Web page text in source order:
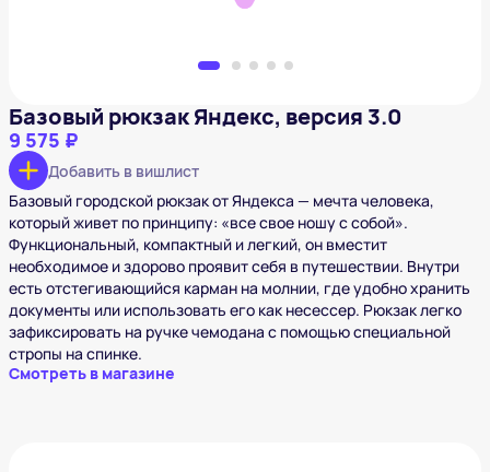
Базовый рюкзак Яндекс, версия 3.0
9 575 ₽
Добавить в вишлист
Базовый городской рюкзак от Яндекса — мечта человека,
который живет по принципу: «все свое ношу с собой».
Функциональный, компактный и легкий, он вместит
необходимое и здорово проявит себя в путешествии. Внутри
есть отстегивающийся карман на молнии, где удобно хранить
документы или использовать его как несессер. Рюкзак легко
зафиксировать на ручке чемодана с помощью специальной
стропы на спинке.
Смотреть в магазине